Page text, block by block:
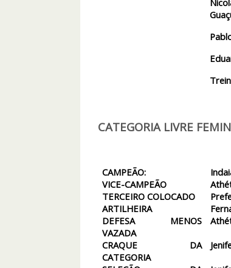
CATEGORIA LIVRE
CAMPEÃO:
VICE-CAMPEÃO
TERCEIRO COLOCADO
ARTILHEIRA
DEFESA MENOS
VAZADA
CRAQUE DA
CATEGORIA